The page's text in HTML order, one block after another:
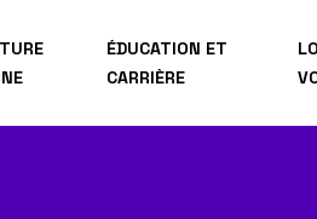
ÉDUCATION ET
CARRIÈRE